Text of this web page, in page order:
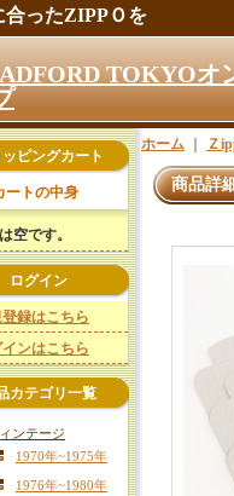
合ったZIPPＯを
TOKYOオ
ピングカート
ートの中身
空です。
ログイン
録はこちら
インはこちら
カテゴリ一覧
ンテージ
1970年~1975年
1976年~1980年
ホーム Ｚ
商品詳